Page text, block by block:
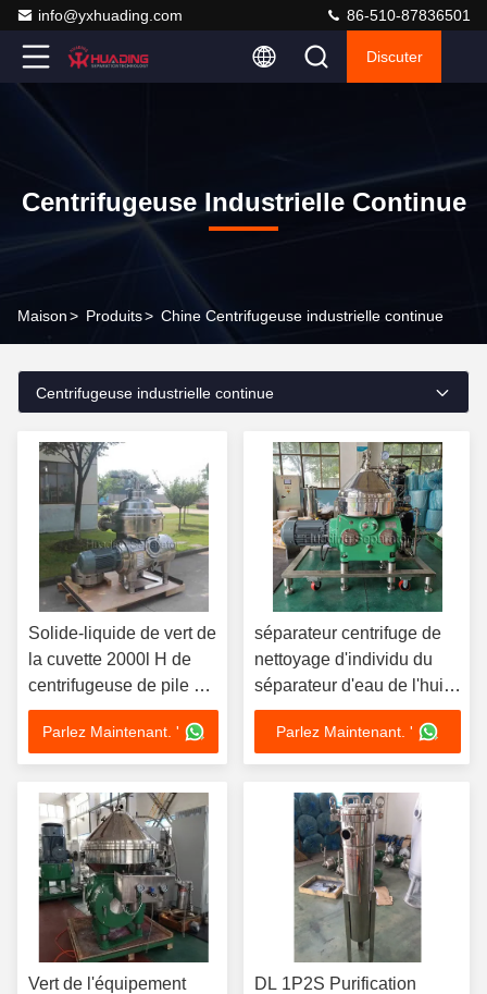
info@yxhuading.com 86-510-87836501
Discuter
Centrifugeuse Industrielle Continue
Maison> Produits> Chine Centrifugeuse industrielle continue
Centrifugeuse industrielle continue
Solide-liquide de vert de
la cuvette 2000l H de
centrifugeuse de pile de
disques de Huading
Parlez Maintenant. '
séparateur centrifuge de
nettoyage d'individu du
séparateur d'eau de l'huile
70kw 1500l
Parlez Maintenant. '
Vert de l'équipement
DL 1P2S Purification